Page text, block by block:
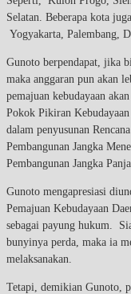
Selatan. Beberapa kota
Yogyakarta, Palembang,
Gunoto berpendapat, jika
maka anggaran pun akan
pemajuan kebudayaan
Pokok Pikiran
dalam penyusunan
Pembangunan Jangka
Pembangunan Jangka
Gunoto mengapresiasi
Pemajuan Kebudayaan
sebagai payung hukum.
bunyinya perda, maka ia
melaksanakan.
Tetapi, demikian Gunoto,